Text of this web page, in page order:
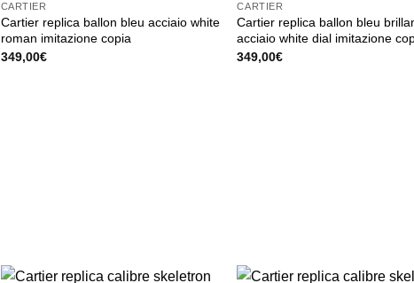
CARTIER
Cartier replica ballon bleu acciaio white
roman imitazione copia
349,00€
CARTIER
Cartier replica ballon bleu
acciaio white dial imitazione
349,00€